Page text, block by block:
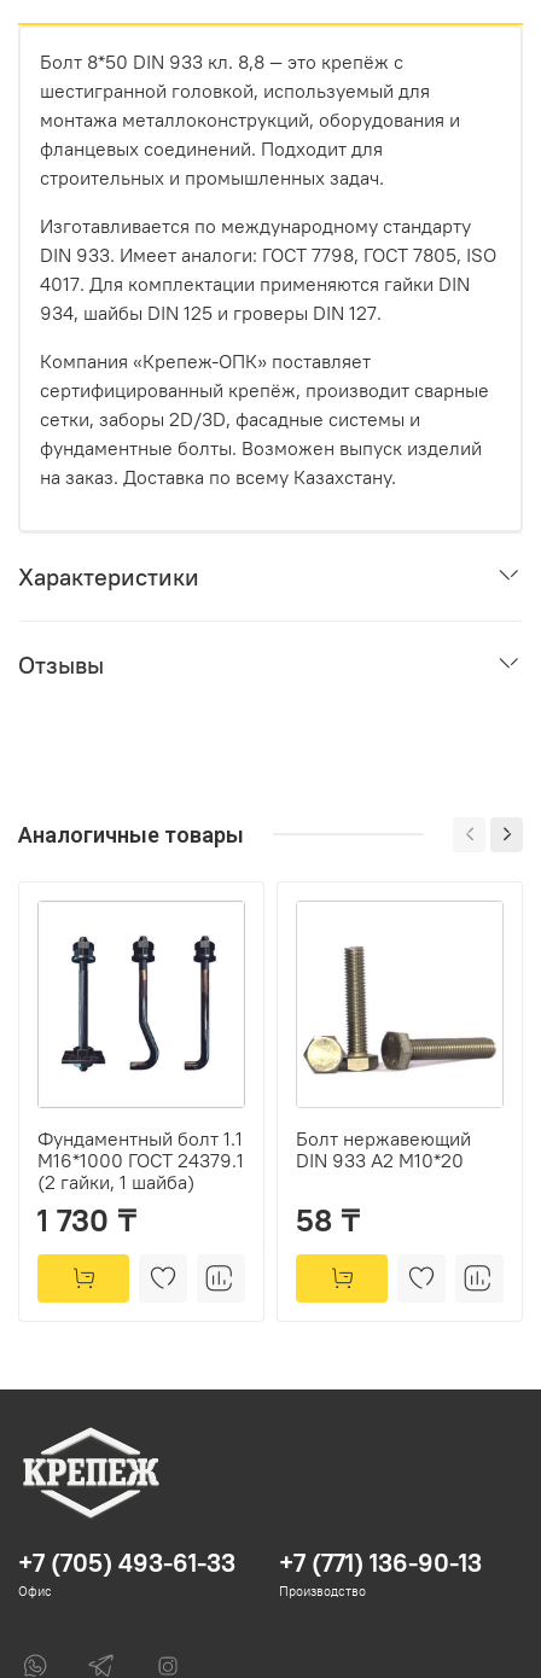
Болт 8*50 DIN 933 кл. 8,8 — это крепёж с
шестигранной головкой, используемый для
монтажа металлоконструкций, оборудования и
фланцевых соединений. Подходит для
строительных и промышленных задач.
Изготавливается по международному стандарту
DIN 933. Имеет аналоги: ГОСТ 7798, ГОСТ 7805, ISO
4017. Для комплектации применяются гайки DIN
934, шайбы DIN 125 и гроверы DIN 127.
Компания «Крепеж-ОПК» поставляет
сертифицированный крепёж, производит сварные
сетки, заборы 2D/3D, фасадные системы и
фундаментные болты. Возможен выпуск изделий
на заказ. Доставка по всему Казахстану.
Характеристики
Отзывы
Аналогичные товары
Фундаментный болт 1.1
М16*1000 ГОСТ 24379.1
(2 гайки, 1 шайба)
1 730 ₸
Болт нержавеющий
DIN 933 А2 М10*20
58 ₸
+7 (705) 493-61-33
Офис
+7 (771) 136-90-13
Производство